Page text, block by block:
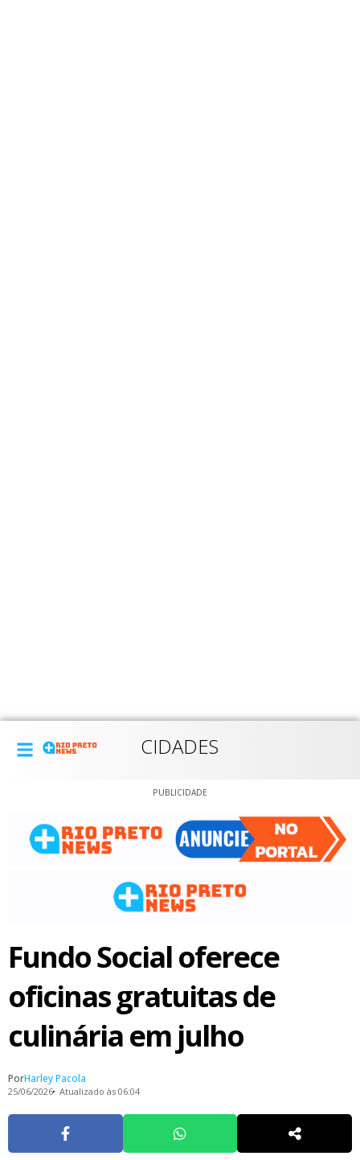
CIDADES
PUBLICIDADE
Fundo Social oferece
oficinas gratuitas de
culinária em julho
PorHarley Pacola
25/06/2026 Atualizado às 06:04